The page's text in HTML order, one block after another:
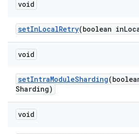
void
setInLocalRetry(boolean in
void
setIntraModuleSharding
Sharding)
void